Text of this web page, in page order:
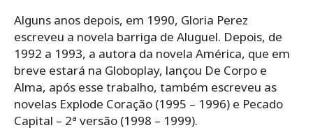
Alguns anos depois, em 1990, Gloria Perez
escreveu a novela barriga de Aluguel. Depois, de
1992 a 1993, a autora da novela América, que em
breve estará na Globoplay, lançou De Corpo e
Alma, após esse trabalho, também escreveu as
novelas Explode Coração (1995 – 1996) e Pecado
Capital – 2ª versão (1998 – 1999).